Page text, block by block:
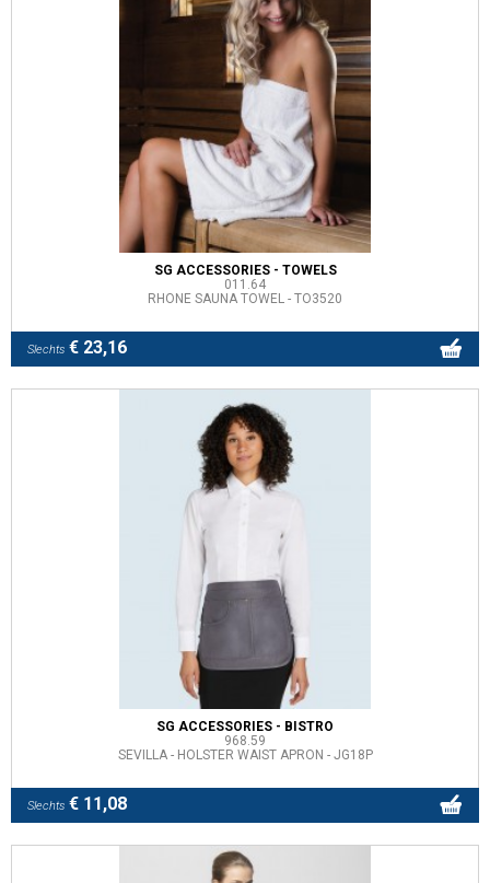
SG ACCESSORIES - TOWELS
011.64
RHONE SAUNA TOWEL - TO3520
Slechts € 23,16
SG ACCESSORIES - BISTRO
968.59
SEVILLA - HOLSTER WAIST APRON - JG18P
Slechts € 11,08